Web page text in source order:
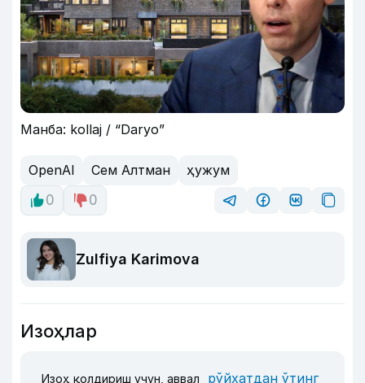
Манба: kollaj / “Daryo”
OpenAI Сем Алтман
ҳужум
0
0
Zulfiya Karimova
Изоҳлар
Изоҳ қолдириш учун, аввал рўйхатдан ўтинг